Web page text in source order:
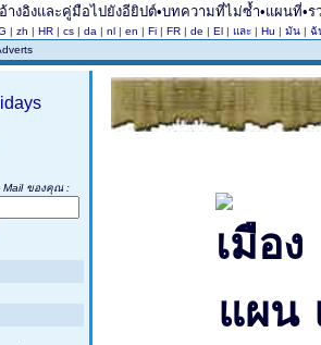
อ้างอิงและคู่มือไปยังอียิปต์•บทความที่ไม่ซ้ำ•แผนที่•
|zh |HR |cs |da |nl |en |Fi |FR |de |El | และ |Hu |มัน |
Mail ของคุณ :